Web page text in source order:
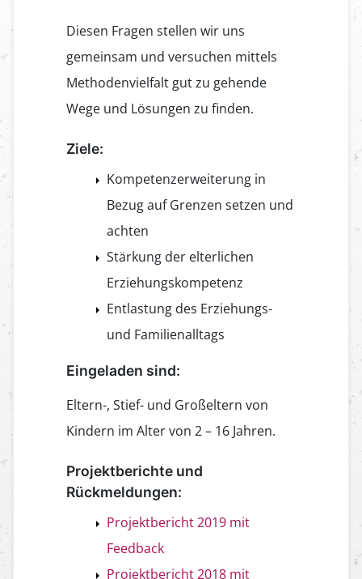
Diesen Fragen stellen wir uns
gemeinsam und versuchen mittels
Methodenvielfalt gut zu gehende
Wege und Lösungen zu finden.
Ziele:
Kompetenzerweiterung in
Bezug auf Grenzen setzen und
achten
Stärkung der elterlichen
Erziehungskompetenz
Entlastung des Erziehungs-
und Familienalltags
Eingeladen sind:
Eltern-, Stief- und Großeltern von
Kindern im Alter von 2 – 16 Jahren.
Projektberichte und
Rückmeldungen:
Projektbericht 2019 mit
Feedback
Projektbericht 2018 mit